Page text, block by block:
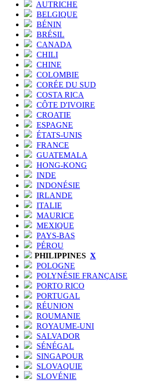
AUTRICHE
BELGIQUE
BÉNIN
BRÉSIL
CANADA
CHILI
CHINE
COLOMBIE
CORÉE DU SUD
COSTA RICA
CÔTE D'IVOIRE
CROATIE
ESPAGNE
ÉTATS-UNIS
FRANCE
GUATEMALA
HONG-KONG
INDE
INDONÉSIE
IRLANDE
ITALIE
MAURICE
MEXIQUE
PAYS-BAS
PÉROU
PHILIPPINES X
POLOGNE
POLYNÉSIE FRANÇAISE
PORTO RICO
PORTUGAL
RÉUNION
ROUMANIE
ROYAUME-UNI
SALVADOR
SÉNÉGAL
SINGAPOUR
SLOVAQUIE
SLOVÉNIE